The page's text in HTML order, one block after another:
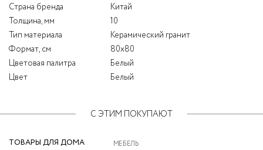
Страна бренда
Китай
Толщина, мм
10
Тип материала
Керамический гранит
Формат, см
80x80
Цветовая палитра
Белый
Цвет
Белый
С ЭТИМ ПОКУПАЮТ
ТОВАРЫ ДЛЯ ДОМА МЕБЕЛЬ